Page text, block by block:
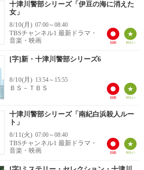
十津川警部シリーズ「伊豆の海に消えた
女」
8/10(月) 07:00～08:40
TBSチャンネル1 最新ドラマ・
音楽・映画
[字]新・十津川警部シリーズ6
8/10(月) 13:54～15:55
ＢＳ－ＴＢＳ
十津川警部シリーズ「南紀白浜殺人ルー
ト」
8/11(火) 07:00～08:40
TBSチャンネル1 最新ドラマ・
音楽・映画